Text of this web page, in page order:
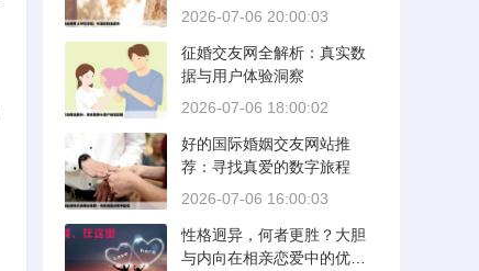
2026-07-06 20:00:03
征婚交友网全解析：真实数
据与用户体验洞察
2026-07-06 18:00:02
好的国际婚姻交友网站推
荐：寻找真爱的数字旅程
2026-07-06 16:00:03
性格迥异，何者更胜？大胆
与内向在相亲恋爱中的优势